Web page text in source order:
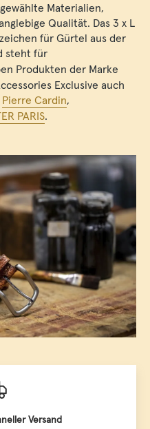
Materialien,
Qualität. Das 3 x L
für Gürtel aus der
steht für
Produkten der Marke
Exclusive auch
Pierre Cardin,
PARIS.
Versand